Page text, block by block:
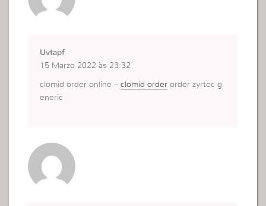
Uvtapf
15 Marzo 2022 às 23:32
clomid order online –clomid order order zyrtec g
eneric